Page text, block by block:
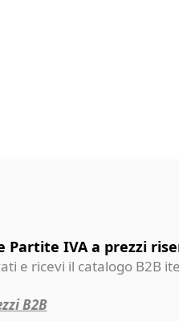
Partite IVA a prezzi
e ricevi il catalogo B2B
B2B